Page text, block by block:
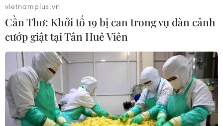
vietnamplus.vn
Cần Thơ: Khởi tố 19 bị can trong vụ dàn cảnh
cướp giật tại Tân Huê Viên